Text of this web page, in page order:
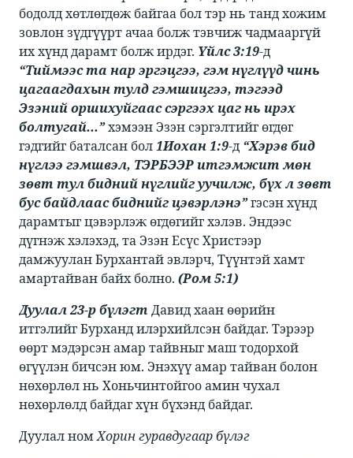
бодолд хөтлөгдөж байгаа бол тэр нь танд хожим
зовлон зүдгүүрт ачаа болж тэвчиж чадмааргүй
их хүнд дарамт болж ирдэг. ​​ Үйлс 3:19​​-д ​​
“Тиймээс та нар эргэцгээ, гэм нүглүүд чинь
цагаагдахын тулд гэмшицгээ, тэгээд
Эзэний оршихуйгаас сэргээх цаг нь ирэх
болтугай...”​​ хэмээн Эзэн сэргэлтийг өгдөг
гэдгийг баталсан бол ​​1Иохан 1:9​​-д ​​ “Хэрэв бид
нүглээ гэмшвэл, ТЭРБЭЭР итгэмжит мөн
зөвт тул бидний нүглийг уучилж, бүх л зөвт
бус байдлаас биднийг цэвэрлэнэ”​гэсэн хүнд
дарамтыг цэвэрлэж өгдөгийг хэлэв. Эндээс
дүгнэж хэлэхэд, та Эзэн Есүс Христээр
дамжуулан Бурхантай эвлэрч, Түүнтэй хамт
амартайван байх болно. ​​ (Ром 5:1)
Дуулал 23-р бүлэгт ​​ Давид хаан өөрийн
итгэлийг Бурханд илэрхийлсэн байдаг. Тэрээр
өөрт мэдэрсэн амар тайвныг маш тодорхой
өгүүлэн бичсэн юм. Энэхүү амар тайван болон
нөхөрлөл нь Хоньчинтойгоо амин чухал
нөхөрлөлд байдаг хүн бүхэнд байдаг.​
Дуулал ном​Хорин гуравдугаар бүлэг